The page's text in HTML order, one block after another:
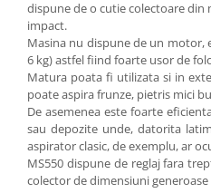
Freze de zapada
Despicatoare busteni
Ingrijire gazon
Motocoase
Motoferastraie
Suflante frunze
Atomizoare si pulverizatoare
dispune de o cutie colectoare
impact.
Masina nu dispune de un motor,
6 kg) astfel fiind foarte usor de
Matura poata fi utilizata si in
poate aspira frunze, pietris mici
De asemenea este foarte
sau depozite unde, datorita
aspirator clasic, de exemplu, ar
MS550 dispune de reglaj fara
colector de dimensiuni generoase